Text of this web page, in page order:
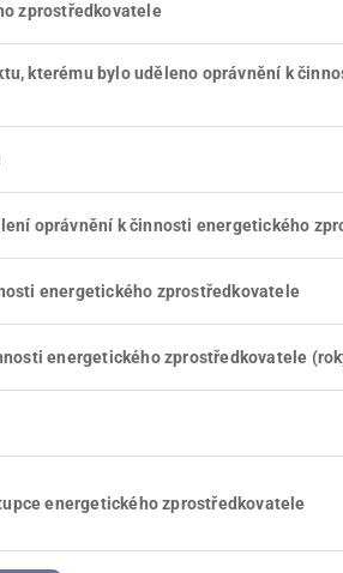
zprostředkovatele
kterému bylo uděleno oprávnění k
oprávnění k činnosti energetického
energetického zprostředkovatele
energetického zprostředkovatele
energetického zprostředkovatele